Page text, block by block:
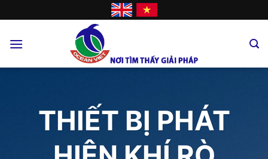
to
THIẾT BỊ PHÁT